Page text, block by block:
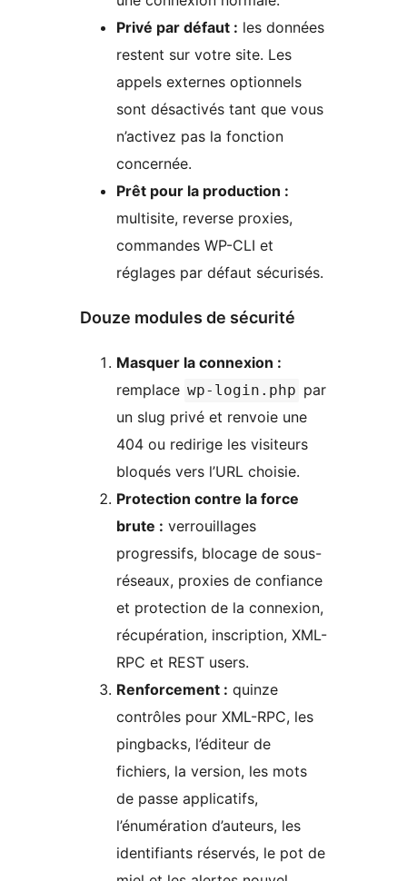
Privé par défaut : les données
restent sur votre site. Les
appels externes optionnels
sont désactivés tant que vous
n’activez pas la fonction
concernée.
Prêt pour la production :
multisite, reverse proxies,
commandes WP-CLI et
réglages par défaut sécurisés.
Douze modules de sécurité
Masquer la connexion :
remplace wp-login.php par
un slug privé et renvoie une
404 ou redirige les visiteurs
bloqués vers l’URL choisie.
Protection contre la force
brute : verrouillages
progressifs, blocage de sous-
réseaux, proxies de confiance
et protection de la connexion,
récupération, inscription, XML-
RPC et REST users.
Renforcement : quinze
contrôles pour XML-RPC, les
pingbacks, l’éditeur de
fichiers, la version, les mots
de passe applicatifs,
l’énumération d’auteurs, les
identifiants réservés, le pot de